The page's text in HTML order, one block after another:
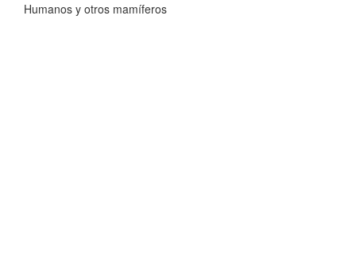
Humanos y otros mamíferos